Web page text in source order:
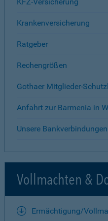
Krankenversicherung
Ratgeber
Rechengrößen
Gothaer Mitglieder-
Anfahrt zur Barmenia in
Unsere Bankverbindungen
Vollmachten &
Ermächtigung/